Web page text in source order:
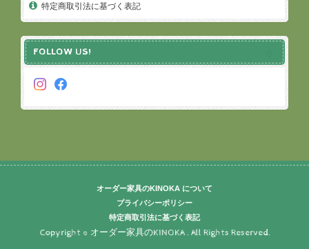
特定商取引法に基づく表記
FOLLOW US!
オーダー家具のKINOKA について
プライバシーポリシー
特定商取引法に基づく表記
Copyright © オーダー家具のKINOKA . All Rights Reserved.